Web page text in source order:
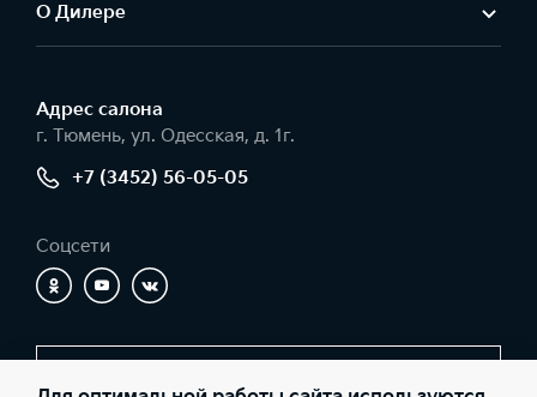
О Дилере
Адрес салонa
г. Тюмень, ул. Одесская, д. 1г.
+7 (3452) 56-05-05
Соцсети